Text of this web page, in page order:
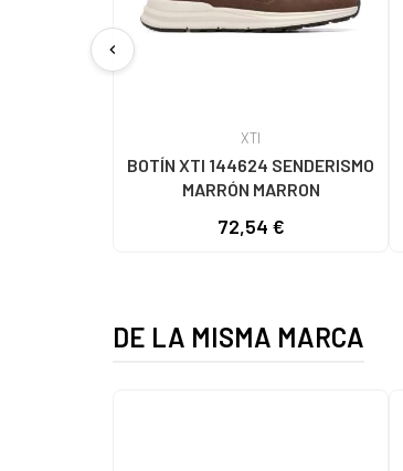
chevron_left
XTI
BOTÍN XTI 144624 SENDERISMO
MARRÓN MARRON
72,54 €
DE LA MISMA MARCA